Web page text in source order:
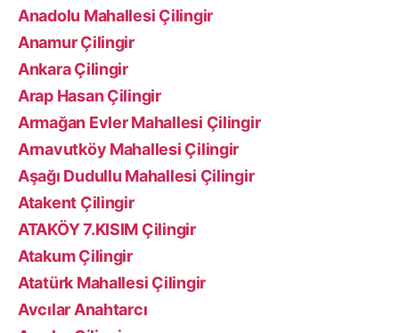
Anadolu Mahallesi Çilingir
Anamur Çilingir
Ankara Çilingir
Arap Hasan Çilingir
Armağan Evler Mahallesi Çilingir
Arnavutköy Mahallesi Çilingir
Aşağı Dudullu Mahallesi Çilingir
Atakent Çilingir
ATAKÖY 7.KISIM Çilingir
Atakum Çilingir
Atatürk Mahallesi Çilingir
Avcılar Anahtarcı